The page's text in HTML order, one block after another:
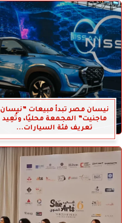
نيسان مصر تبدأ مبيعات ”نيسان
ماجنيت” المجمعة محليًا، وتُعِيد
تعريف فئة السيارات...